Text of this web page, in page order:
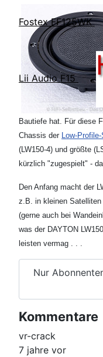
Fostex FF125WK
Lii Audio F15
Bautiefe hat. Für diese
Chassis der Low-
(LW150-4) und größte
kürzlich "zugespielt" -
Den Anfang macht der
z.B. in kleinen
(gerne auch bei
was der DAYTON
leisten vermag . . .
Nur
Kommentare
vr-crack
7 jahre vor